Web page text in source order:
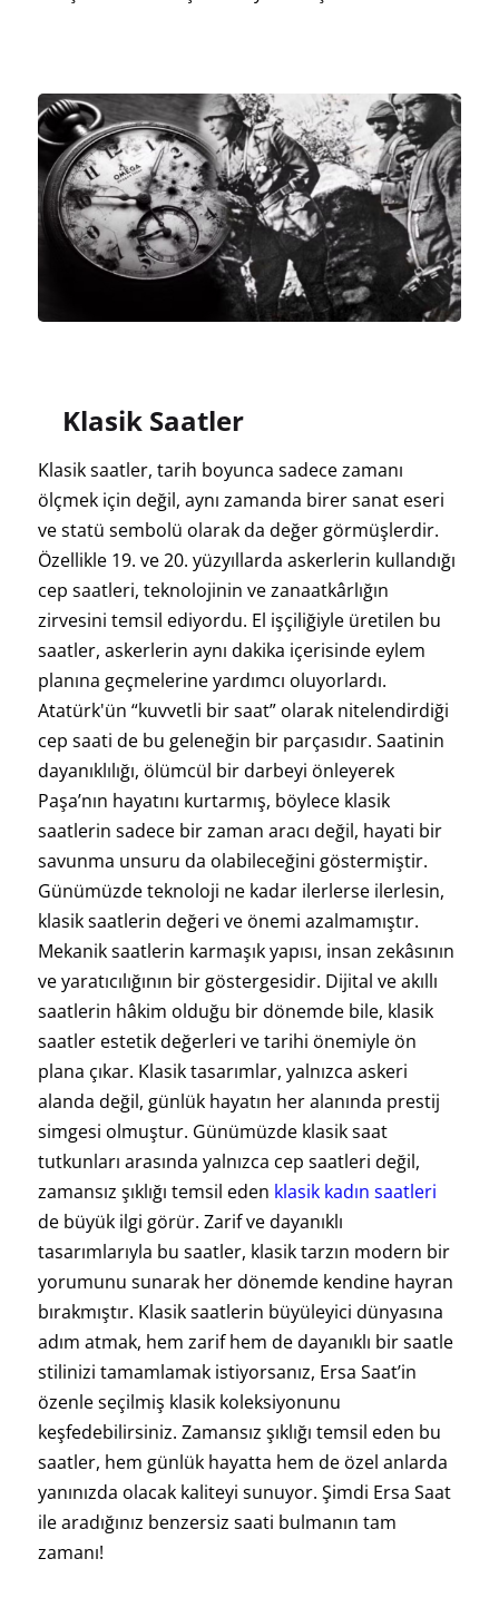
Klasik Saatler
Klasik saatler, tarih boyunca sadece zamanı
ölçmek için değil, aynı zamanda birer sanat eseri
ve statü sembolü olarak da değer görmüşlerdir.
Özellikle 19. ve 20. yüzyıllarda askerlerin kullandığı
cep saatleri, teknolojinin ve zanaatkârlığın
zirvesini temsil ediyordu. El işçiliğiyle üretilen bu
saatler, askerlerin aynı dakika içerisinde eylem
planına geçmelerine yardımcı oluyorlardı.
Atatürk'ün “kuvvetli bir saat” olarak nitelendirdiği
cep saati de bu geleneğin bir parçasıdır. Saatinin
dayanıklılığı, ölümcül bir darbeyi önleyerek
Paşa’nın hayatını kurtarmış, böylece klasik
saatlerin sadece bir zaman aracı değil, hayati bir
savunma unsuru da olabileceğini göstermiştir.
Günümüzde teknoloji ne kadar ilerlerse ilerlesin,
klasik saatlerin değeri ve önemi azalmamıştır.
Mekanik saatlerin karmaşık yapısı, insan zekâsının
ve yaratıcılığının bir göstergesidir. Dijital ve akıllı
saatlerin hâkim olduğu bir dönemde bile, klasik
saatler estetik değerleri ve tarihi önemiyle ön
plana çıkar. Klasik tasarımlar, yalnızca askeri
alanda değil, günlük hayatın her alanında prestij
simgesi olmuştur. Günümüzde klasik saat
tutkunları arasında yalnızca cep saatleri değil,
zamansız şıklığı temsil eden klasik kadın saatleri
de büyük ilgi görür. Zarif ve dayanıklı
tasarımlarıyla bu saatler, klasik tarzın modern bir
yorumunu sunarak her dönemde kendine hayran
bırakmıştır. Klasik saatlerin büyüleyici dünyasına
adım atmak, hem zarif hem de dayanıklı bir saatle
stilinizi tamamlamak istiyorsanız, Ersa Saat’in
özenle seçilmiş klasik koleksiyonunu
keşfedebilirsiniz. Zamansız şıklığı temsil eden bu
saatler, hem günlük hayatta hem de özel anlarda
yanınızda olacak kaliteyi sunuyor. Şimdi Ersa Saat
ile aradığınız benzersiz saati bulmanın tam
zamanı!